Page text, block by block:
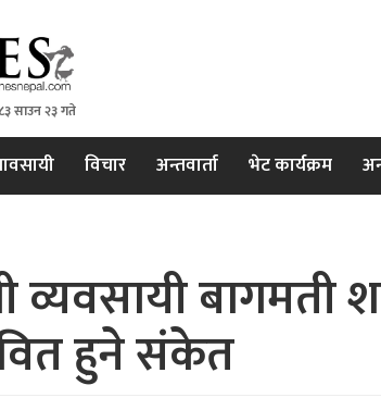
साउन २३ गते
विचार अन्तवार्ता भेट कार्यक्रम
बागमती
हुने संकेत